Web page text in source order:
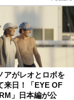
アがレオとロボを
来日！「EYE OF
」日本編が公